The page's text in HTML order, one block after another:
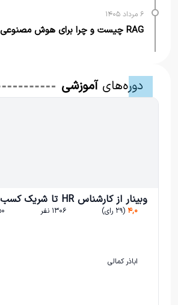
۶ مرداد ۱۴۰۵
دوره‌هایآموزشی
وبینار از کارشناس HR تا شریک کسب‌وکار (HRBP)
۴,۰ (۲۹ رای)
اباذر کمالی